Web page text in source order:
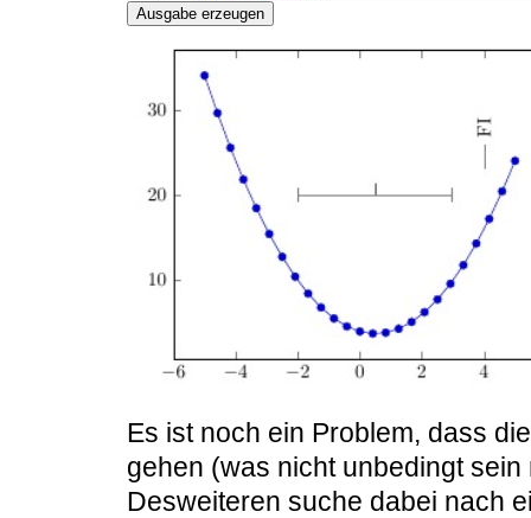
Ausgabe erzeugen
Es ist noch ein Problem, dass
gehen (was nicht unbedingt
Desweiteren suche dabei nach